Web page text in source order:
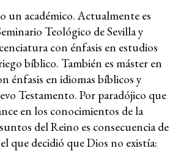
un académico. Actualmente es
Teológico de Sevilla y
con énfasis en estudios
bíblico. También es máster en
énfasis en idiomas bíblicos y
Testamento. Por paradójico que
en los conocimientos de la
del Reino es consecuencia de
que decidió que Dios no existía: